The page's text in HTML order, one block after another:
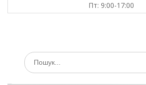
Пт: 9:00-17:00
Шукати: